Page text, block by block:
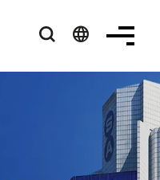
language